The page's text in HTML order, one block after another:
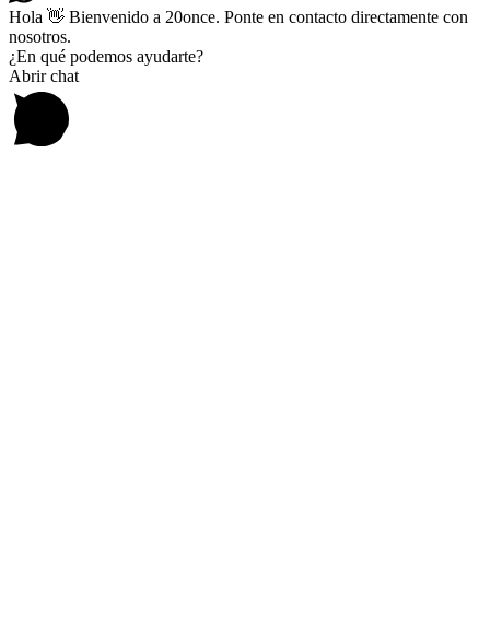
Hola 👋 Bienvenido a 20once. Ponte en contacto directamente con
nosotros.
¿En qué podemos ayudarte?
Abrir chat